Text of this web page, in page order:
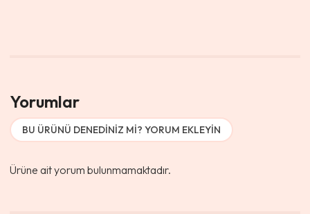
Yorumlar
BU ÜRÜNÜ DENEDINIZ MI? YORUM EKLEYIN
Ürüne ait yorum bulunmamaktadır.